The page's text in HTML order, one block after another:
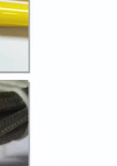
Italiano
Español